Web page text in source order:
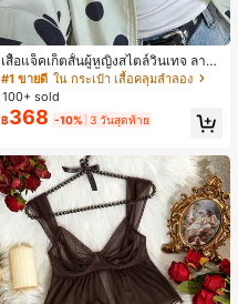
เสื้อแจ็คเก็ตสั้นผู้หญิงสไตล์วินเทจ ลายจุ
ดขนาดใหญ่ คอตั้ง เอวเข้ารูป แขนพอง
ทรงหลวม แฟชั่นอเนกประสงค์ สำหรับใ
ส่ประจำวันและไปเที่ยวพักผ่อน
#1 ขายดี
ใน กระเป๋า เสื้อคลุมลำลอง
ลูกค้ากลับมาซื้อซ้ำ!
#1 ขายดี ใน กระเป๋า เสื้อคลุมลำลอง
ลูกค้ากลับมาซื้อซ้ำ!
#1 ขายดี ใน กระเป๋า เสื้อคลุมลำลอง
ลูกค้ากลับมาซื้อซ้ำ!
#1 ขายดี ใน กระเป๋า เสื้อคลุมลำลอง
100+ sold
฿368 -10% 3 วันสุดท้าย